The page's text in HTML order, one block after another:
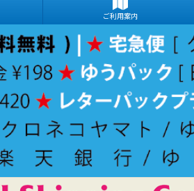
ご利用案内